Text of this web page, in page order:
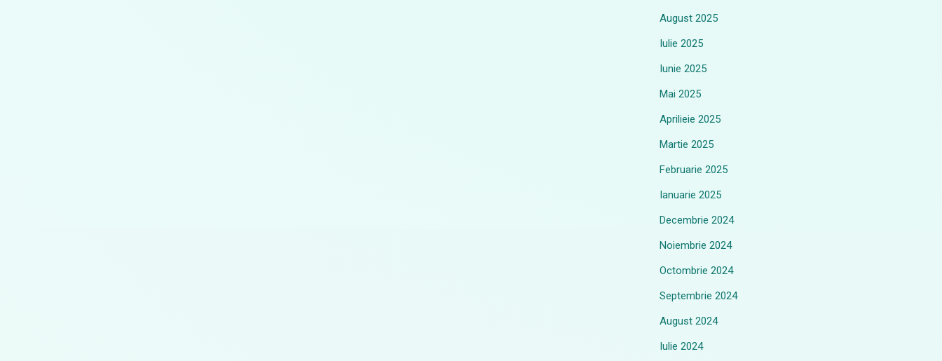
August 2025
Iulie 2025
Iunie 2025
Mai 2025
Aprilieie 2025
Martie 2025
Februarie 2025
Ianuarie 2025
Decembrie 2024
Noiembrie 2024
Octombrie 2024
Septembrie 2024
August 2024
Iulie 2024